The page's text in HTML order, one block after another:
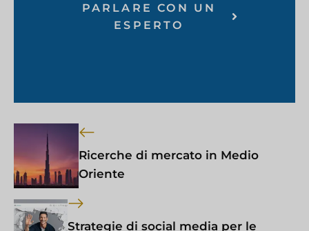
PARLARE CON UN
ESPERTO
Ricerche di mercato in Medio
Oriente
Strategie di social media per le